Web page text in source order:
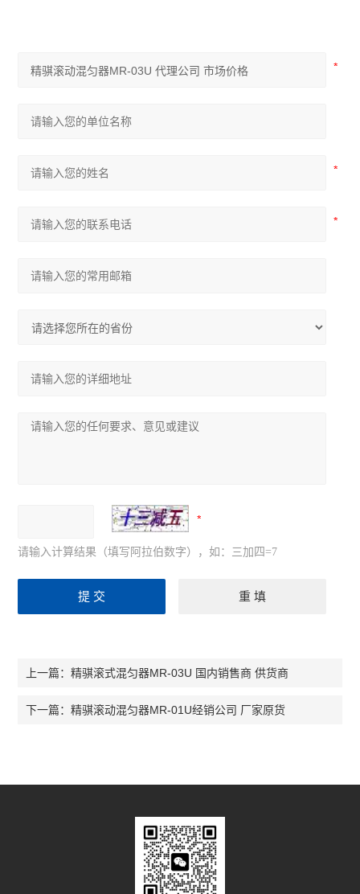
艾本德ThermoMixer C混匀仪
赛默飞Micro17R冷冻离心机
电子天平
磁力搅拌器
二氧化碳培养箱
储存液氮罐
摇床
灭菌锅
请输入计算结果（填写阿拉伯数字），如：三加四=7
上一篇：精骐滚式混匀器MR-03U 国内销售商 供货商
下一篇：精骐滚动混匀器MR-01U经销公司 厂家原货